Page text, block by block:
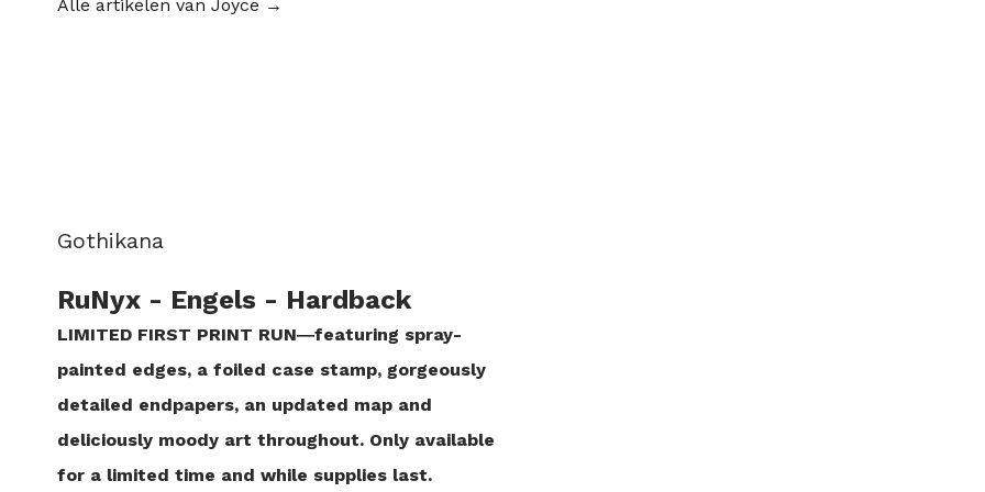
Alle artikelen van Joyce →
Gothikana
RuNyx - Engels - Hardback
LIMITED FIRST PRINT RUN―featuring spray-
painted edges, a foiled case stamp, gorgeously
detailed endpapers, an updated map and
deliciously moody art throughout. Only available
for a limited time and while supplies last.